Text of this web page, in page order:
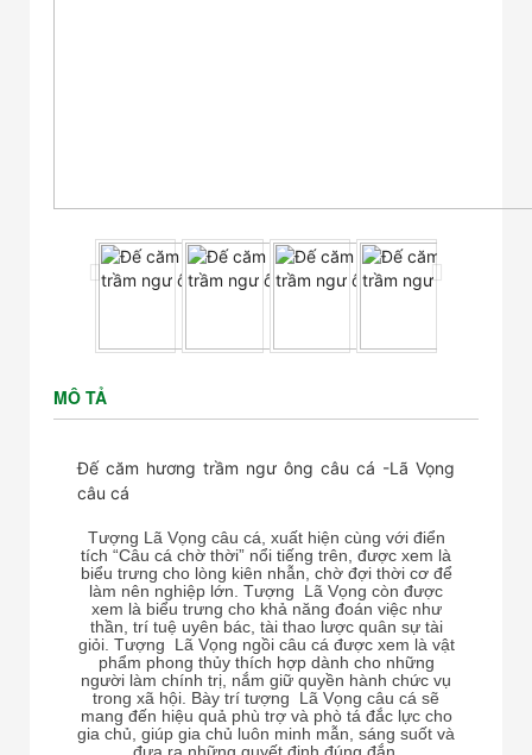
MÔ TẢ
Đế căm hương trầm ngư ông câu cá -Lã Vọng
câu cá
Tượng Lã Vọng câu cá, xuất hiện cùng với điển
tích “Câu cá chờ thời” nổi tiếng trên, được xem là
biểu trưng cho lòng kiên nhẫn, chờ đợi thời cơ để
làm nên nghiệp lớn. Tượng Lã Vọng còn được
xem là biểu trưng cho khả năng đoán việc như
thần, trí tuệ uyên bác, tài thao lược quân sự tài
giỏi. Tượng Lã Vọng ngồi câu cá được xem là vật
phẩm phong thủy thích hợp dành cho những
người làm chính trị, nắm giữ quyền hành chức vụ
trong xã hội. Bày trí tượng Lã Vọng câu cá sẽ
mang đến hiệu quả phù trợ và phò tá đắc lực cho
gia chủ, giúp gia chủ luôn minh mẫn, sáng suốt và